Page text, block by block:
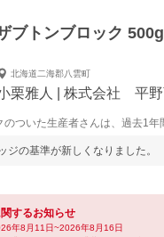
ブトンブロック 500g
北海道二海郡八雲町
栗雅人 | 株式会社 平
のついた生産者さんは、過去1
ジの基準が新しくなりました。
するお知らせ
年8月11日~2026年8月16日